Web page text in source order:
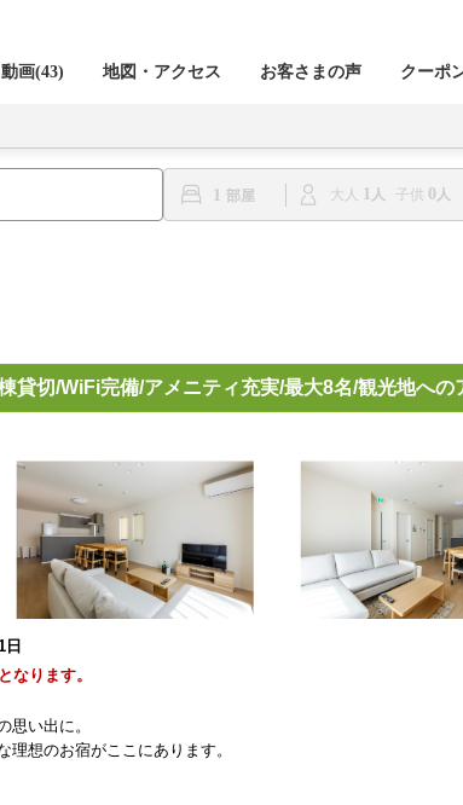
画(43) 地図・アクセス お客さまの声 クーポ
1 大人 1 子供 0
貸切/WiFi完備/アメニティ充実/最大8名/観光地への
日
なります。
思い出に。
想のお宿がここにあります。